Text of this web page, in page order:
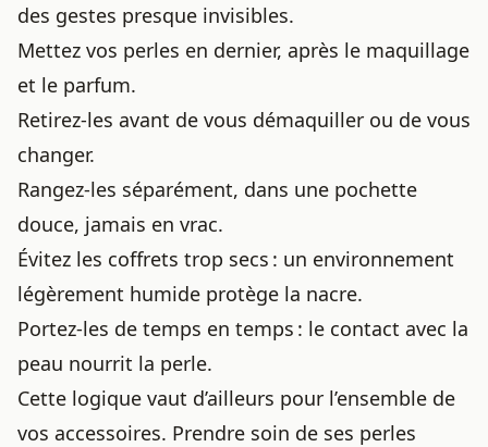
des gestes presque invisibles.
Mettez vos perles en dernier, après le maquillage
et le parfum.
Retirez-les avant de vous démaquiller ou de vous
changer.
Rangez-les séparément, dans une pochette
douce, jamais en vrac.
Évitez les coffrets trop secs : un environnement
légèrement humide protège la nacre.
Portez-les de temps en temps : le contact avec la
peau nourrit la perle.
Cette logique vaut d’ailleurs pour l’ensemble de
vos accessoires. Prendre soin de ses perles